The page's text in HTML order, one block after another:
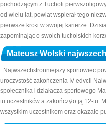
pochodzącym z Tucholi
od wielu lat, powiat wspierał tego
pierwsze kroki w swojej karierze.
zapominając o swoich tucholskich
Mateusz Wolski
Najwszechstronniejszy sportowiec
uroczystość zakończenia IV edycji
społecznika i działacza sportowego
tu uczestników a zakończyło ją 12-tu.
wszystkim uczestnikom oraz okazałe